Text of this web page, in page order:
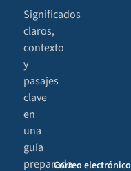
Significados
claros,
contexto
y
pasajes
clave
en
una
guía
preparadaCorreo electrónico